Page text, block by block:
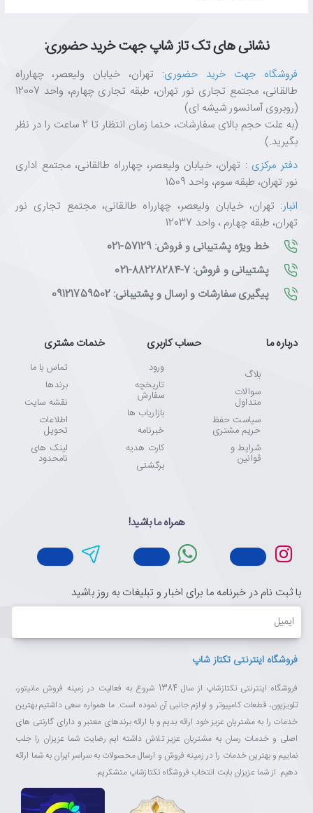
نشانی های تک تاز شاپ جهت خرید حضوری:
فروشگاه جهت خرید حضوری: تهران، خیابان ولیعصر، چهارراه
طالقانی، مجتمع تجاری نور تهران، طبقه تجاری چهارم، واحد 12007
(روبروی آسانسور شیشه ای)
(به علت حجم بالای سفارشات، حتما زمان انتظار تا 2 ساعت را در نظر
بگیرید.)
دفتر مرکزی : تهران، خیابان ولیعصر، چهارراه طالقانی، مجتمع اداری
نور تهران، طبقه سوم، واحد 1509
انبار: تهران، خیابان ولیعصر، چهارراه طالقانی، مجتمع تجاری نور
تهران، طبقه چهارم ، واحد 12037
خط ویژه پشتیبانی و فروش: 57129-021
پشتیبانی و فروش: 7-88228284-021
پیگیری سفارشات و ارسال و پشتیبانی: 09121759502
درباره ما
بلاگ
سوالات
متداول
سیاست حفظ
حریم مشتری
شرایط و
قوانین
حساب کاربری
ورود
تاریخچه
سفارش
بازاریاب ها
خبرنامه
کارت هدیه
برگشتی
خدمات مشتری
تماس با ما
برندها
نقشه سایت
اطلاعات
تحویل
لینک های
نامحدود
همراه ما باشید!
با ثبت نام در خبرنامه ما برای اخبار و تبلیغات به روز باشید
ایمیل
فروشگاه اینترنتی تکتاز شاپ
فروشگاه اینترنتی تکتازشاپ از سال 1384 شروع به فعالیت در زمینه فروش مانیتور،
تلویزیون، قطعات کامپیوتر و لوازم جانبی آن نموده است. ما همواره سعی داشتیم بهترین
خدمات را به مشتریان عزیز خود ارائه بدیم و با ارائه برندهای معتبر و دارای گارنتی های
اصلی و خدمات رسان به مشتریان عزیز تلاش داشته ایم رضایت شما عزیزان را جلب
نماییم و بهترین خدمات را در زمینه فروش و ارسال محصولات به سراسر ایران به شما ارائه
دهیم. از شما عزیزان بابت انتخاب فروشگاه تکتازشاپ متشکریم.